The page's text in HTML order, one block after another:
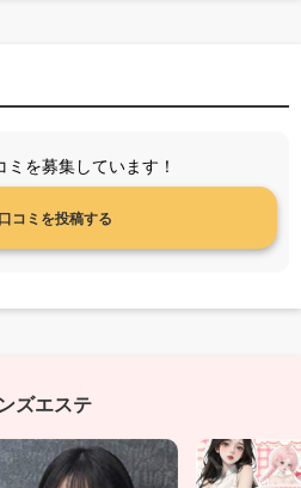
ミを募集しています！
口コミを投稿する
ズエステ